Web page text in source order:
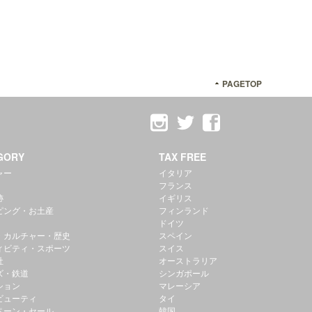
PAGETOP
ー
ング・お土産
カルチャー・歴史
ビティ・スポーツ
・鉄道
ョン
ューティ
TAX FREE
イタリア
フランス
イギリス
フィンランド
ドイツ
スペイン
スイス
オーストラリア
シンガポール
マレーシア
タイ